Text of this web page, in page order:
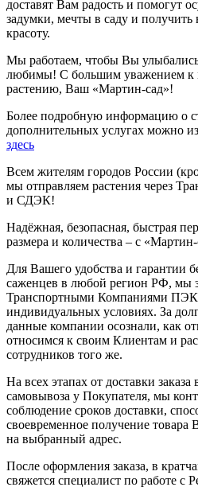
доставят Вам радость и помогут
задумки, мечты в саду и получить
красоту.
Мы работаем, чтобы Вы
любимы! С большим уважением к
растению, Ваш «Мартин-сад»!
Более подробную информацию о
дополнительных услугах можно
здесь
Всем жителям городов России
мы отправляем растения через
и СДЭК!
Надёжная, безопасная, быстрая
размера и количества – с «Мартин-
Для Вашего удобства и гарантии
саженцев в любой регион РФ, мы
Транспортными Компаниями
индивидуальных условиях. За
данные компании осознали, как
относимся к своим Клиентам и
сотрудников того же.
На всех этапах от доставки
самовывоза у Покупателя, мы
соблюдение сроков доставки,
своевременное получение товара
на выбранный адрес.
После оформления заказа, в
свяжется специалист по работе с